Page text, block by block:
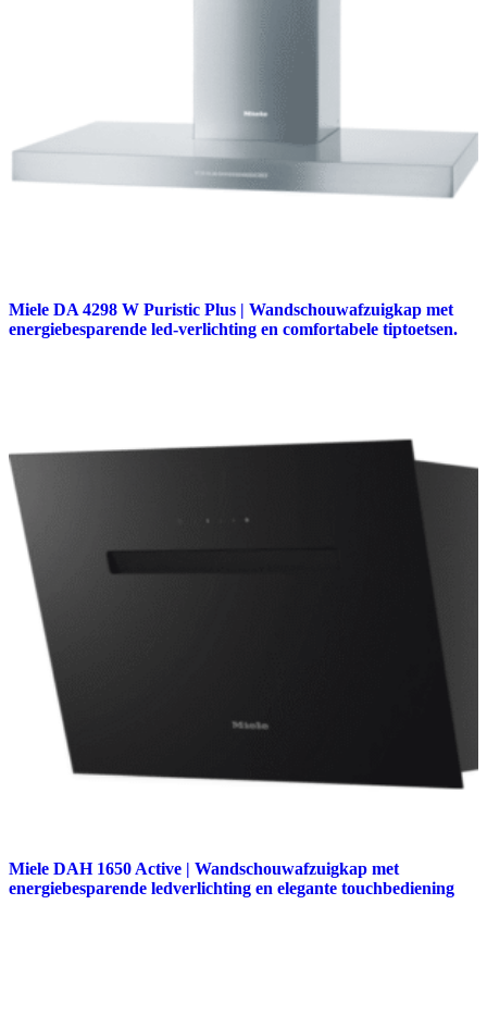
Miele DA 4298 W Puristic Plus | Wandschouwafzuigkap met
energiebesparende led-verlichting en comfortabele tiptoetsen.
Miele DAH 1650 Active | Wandschouwafzuigkap met
energiebesparende ledverlichting en elegante touchbediening